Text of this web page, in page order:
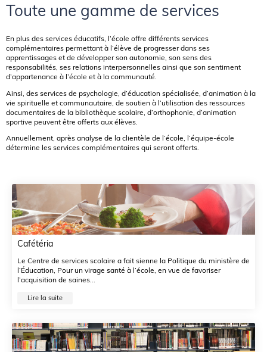
Toute une gamme de services
En plus des services éducatifs, l’école offre différents services
complémentaires permettant à l’élève de progresser dans ses
apprentissages et de développer son autonomie, son sens des
responsabilités, ses relations interpersonnelles ainsi que son sentiment
d’appartenance à l’école et à la communauté.
Ainsi, des services de psychologie, d’éducation spécialisée, d’animation à la
vie spirituelle et communautaire, de soutien à l’utilisation des ressources
documentaires de la bibliothèque scolaire, d’orthophonie, d’animation
sportive peuvent être offerts aux élèves.
Annuellement, après analyse de la clientèle de l’école, l’équipe-école
détermine les services complémentaires qui seront offerts.
Cafétéria
Le Centre de services scolaire a fait sienne la Politique du ministère de
l’Éducation, Pour un virage santé à l’école, en vue de favoriser
l’acquisition de saines...
Lire la suite